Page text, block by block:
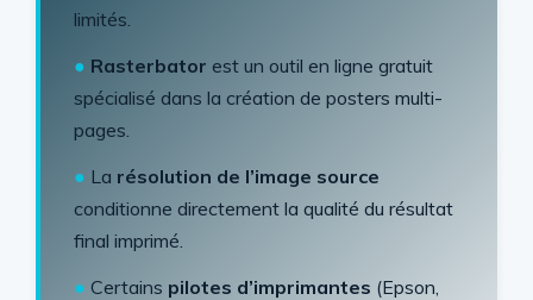
limités.
● Rasterbator est un outil en ligne gratuit
spécialisé dans la création de posters multi-
pages.
● La résolution de l’image source
conditionne directement la qualité du résultat
final imprimé.
● Certains pilotes d’imprimantes (Epson,